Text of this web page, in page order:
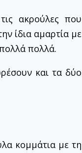
ακρούλες που
ίδια αμαρτία με
πολλά.
και τα δύο
κομμάτια με τη